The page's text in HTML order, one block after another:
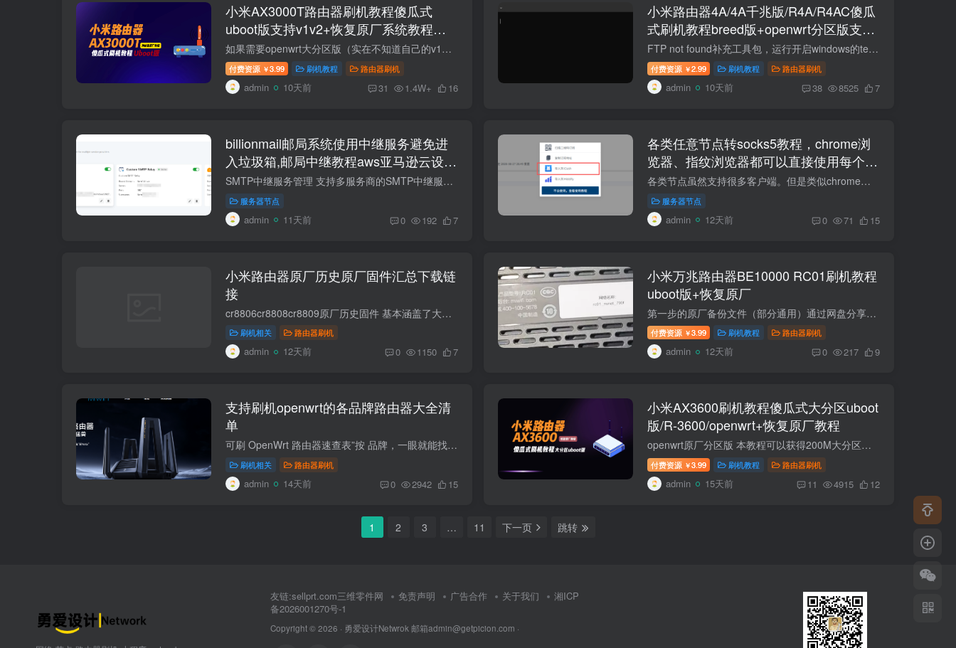
小米AX3000T路由器刷机教程傻瓜式
uboot版支持v1v2+恢复原厂系统教程
RD03 RD23
如果需要openwrt大分区版（实在不知道自己的v1或者v2可以用openwrt大分区版，通用） 联发科版本SN：49850开头。高通版本SN:64594开头,教程支持国际版RD23(V1) 目前ax3000tv1v2最新版固件都是1.0...
付费资源 ￥3.99 刷机教程 路由器刷机
admin 10天前 31 1.4W+ 16
小米路由器4A/4A千兆版/R4A/R4AC傻瓜
式刷机教程breed版+openwrt分区版支持
V1V2+恢复原厂教程
FTP not found补充工具包，运行开启windows的telnet功能即可。https://wwbtk.lanzouq.com/iMg5g3o7pp2h 视频重制了，工具包也更新了，不会出现个别的无限重启。 两种刷机方式！推荐使用openwrt...
付费资源 ￥2.99 刷机教程 路由器刷机
admin 10天前 38 8525 7
billionmail邮局系统使用中继服务避免进
入垃圾箱,邮局中继教程aws亚马逊云设置
resend免费中继
SMTP中继服务管理​ 支持多服务商的SMTP中继服务统一管理 需先添加域名，每个域名仅可绑定一个SMTP中继服务。 SMTP中继服务概览 为什么要使用SMTP中继？​ ISP限制：大多数云服务器（如AWS EC2...
服务器节点
admin 11天前 0 192 7
各类任意节点转socks5教程，chrome浏
览器、指纹浏览器都可以直接使用每个窗
口一个独立海外原生IP
各类节点虽然支持很多客户端。但是类似chrome浏览器、各种指纹浏览器只支持 Socks5和http代理。本教程可以让你的浏览器每个窗口一个独立原生海外IP。 需要工具：v2rayn,节点转换工具 第一种airp...
服务器节点
admin 12天前 0 71 15
小米路由器原厂历史原厂固件汇总下载链
接
cr8806cr8808cr8809原厂历史固件 基本涵盖了大部分小米路由器的固件 https://mirom.ezbox.idv.tw/en/miwifi/ 小米路由器采用NAND闪存者(R3/R3G/R3P/R4等)，刷回官方固件必须非常小心，目前已知...
刷机相关 路由器刷机
admin 12天前 0 1150 7
小米万兆路由器BE10000 RC01刷机教程
uboot版+恢复原厂
第一步的原厂备份文件（部分通用）通过网盘分享的文件：xiaomi-be10000-backups.rar链接: https://pan.baidu.com/s/1RKB1JUyypzgExdh4xg7A_A 提取码: 8kuv 项目规格参数产品型号小米万兆路由器 ...
付费资源 ￥3.99 刷机教程 路由器刷机
admin 12天前 0 217 9
支持刷机openwrt的各品牌路由器大全清
单
可刷 OpenWrt 路由器速查表”按 品牌，一眼就能找到适合自己预算与性能需求的机器。所有型号均经社区验证有稳定固件（官方或 ImmortalWrt / iStoreOS 等分支），只要跟着教程基本可软刷。有些特...
刷机相关 路由器刷机
admin 14天前 0 2942 15
小米AX3600刷机教程傻瓜式大分区uboot
版/R-3600/openwrt+恢复原厂教程
openwrt原厂分区版 本教程可以获得200M大分区！可以装多个插件！嘎嘎香！ 推荐第三方固件 https://wwgf.lanzoue.com/b04q27u8d密码：3l2e 刷机包里面固件是24.10版本。想要最新固件下载地址。这...
付费资源 ￥3.99 刷机教程 路由器刷机
admin 15天前 11 4915 12
1 2 3 … 11 下一页 跳转
友链:sellprt.com三维零件网 免责声明 广告合作 关于我们
湘ICP
备2026001270号-1
Copyright © 2026 · 勇爱设计Netwrok 邮箱admin@getpicion.com ·